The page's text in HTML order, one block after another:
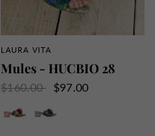
APERÇU RAPIDE
LAURA VITA
Mules - HUCBIO 28
$160.00
$97.00